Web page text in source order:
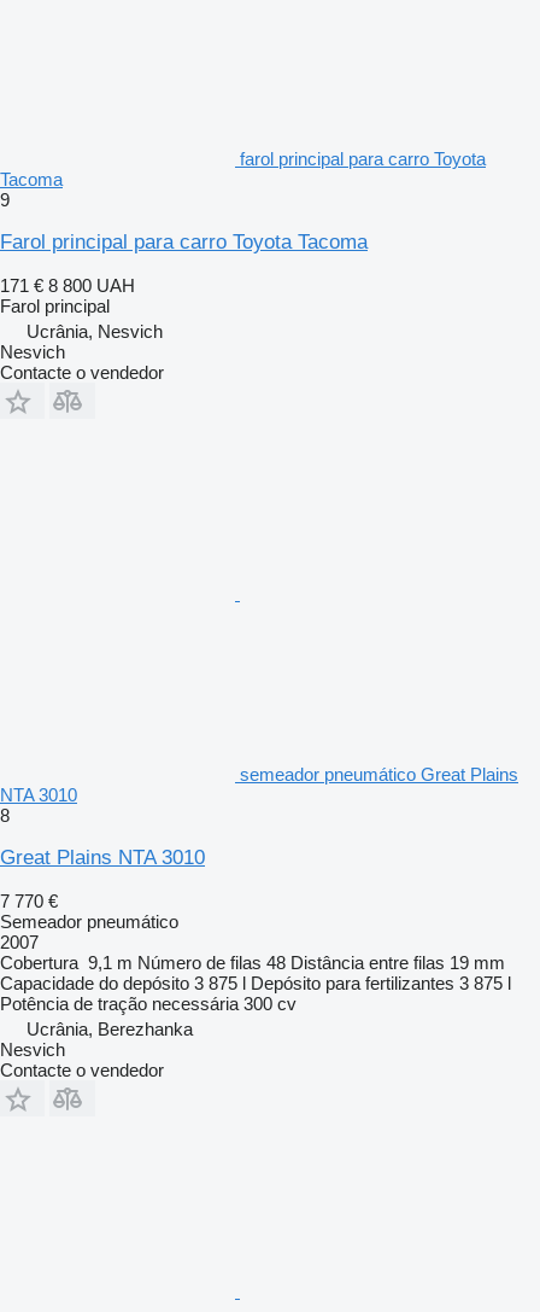
farol principal para carro Toyota
Tacoma
9
Farol principal para carro Toyota Tacoma
171 € 8 800 UAH
Farol principal
Ucrânia, Nesvich
Nesvich
Contacte o vendedor
semeador pneumático Great Plains
NTA 3010
8
Great Plains NTA 3010
7 770 €
Semeador pneumático
2007
Cobertura 9,1 m Número de filas 48 Distância entre filas 19 mm
Capacidade do depósito 3 875 l Depósito para fertilizantes 3 875 l
Potência de tração necessária 300 cv
Ucrânia, Berezhanka
Nesvich
Contacte o vendedor